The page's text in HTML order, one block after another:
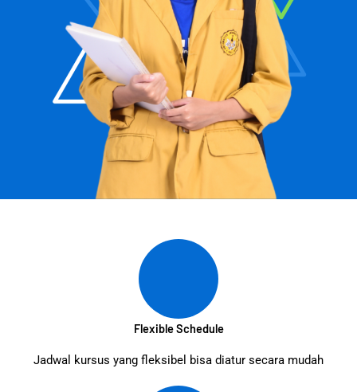
Flexible Schedule
Jadwal kursus yang fleksibel bisa diatur secara mudah